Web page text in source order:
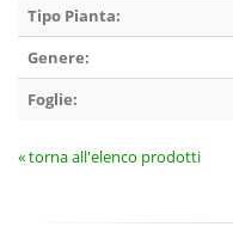
Tipo Pianta:
Genere:
Foglie:
« torna all'elenco prodotti